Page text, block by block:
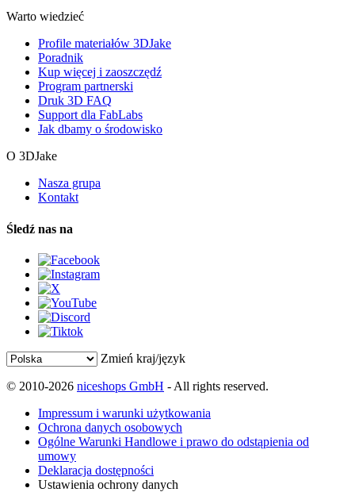
Warto wiedzieć
Profile materiałów 3DJake
Poradnik
Kup więcej i zaoszczędź
Program partnerski
Druk 3D FAQ
Support dla FabLabs
Jak dbamy o środowisko
O 3DJake
Nasza grupa
Kontakt
Śledź nas na
Zmień kraj/język
© 2010-2026 niceshops GmbH - All rights reserved.
Impressum i warunki użytkowania
Ochrona danych osobowych
Ogólne Warunki Handlowe i prawo do odstąpienia od
umowy
Deklaracja dostępności
Ustawienia ochrony danych